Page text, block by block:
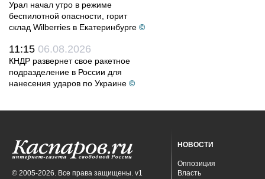
Урал начал утро в режиме
беспилотной опасности, горит
склад Wilberries в Екатеринбурге ©
11:15 06.08.2026
КНДР развернет свое ракетное
подразделение в России для
нанесения ударов по Украине ©
© 2005-2026. Все права защищены. v1
НОВОСТИ
Оппозиция
Власть